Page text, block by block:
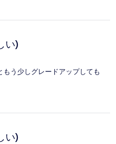
い)
う少しグレードアップしても
い)